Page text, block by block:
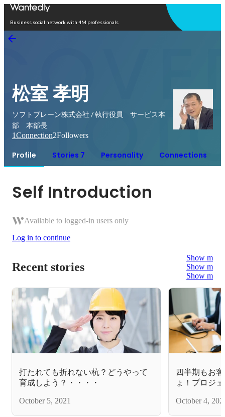
Business social network with 4M professionals
松室 孝明
ソフトブレーン株式会社 / 執行役員 サービス本
部 本部長
1Connection2Followers
Profile Stories 7 Personality Connections
Self Introduction
Available to logged-in users only
Log in to continue
Recent stories
Show more
Show more
Show more
打たれても折れない杭？どうやって
育成しよう？・・・・
October 5, 2021
四半期もお
ょ！プロジ
October 4,